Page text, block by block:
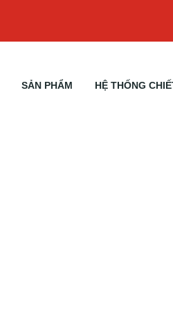
SẢN PHẨM HỆ THỐNG